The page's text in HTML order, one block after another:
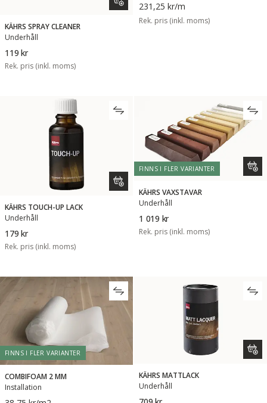
KÄHRS SPRAY CLEANER
Underhåll
119 kr
Rek. pris (inkl. moms)
231,25 kr/m
Rek. pris (inkl. moms)
KÄHRS TOUCH-UP LACK
Underhåll
179 kr
Rek. pris (inkl. moms)
FINNS I FLER VARIANTER
KÄHRS VAXSTAVAR
Underhåll
1 019 kr
Rek. pris (inkl. moms)
FINNS I FLER VARIANTER
COMBIFOAM 2 MM
Installation
KÄHRS MATTLACK
Underhåll